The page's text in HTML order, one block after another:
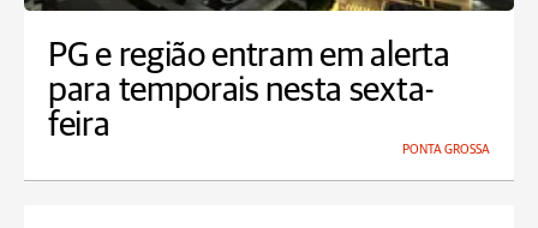
PG e região entram em alerta
para temporais nesta sexta-
feira
PONTA GROSSA